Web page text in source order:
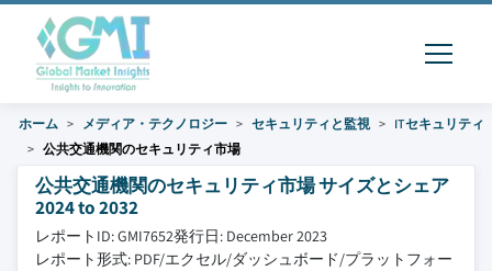
ホーム メディア・テクノロジー セキュリティと監視
ITセキュリティ
公共交通機関のセキュリティ市場
公共交通機関のセキュリティ市場 サイズとシェア
2024 to 2032
レポートID: GMI7652発行日: December 2023
レポート形式: PDF/エクセル/ダッシュボード/プラットフォー